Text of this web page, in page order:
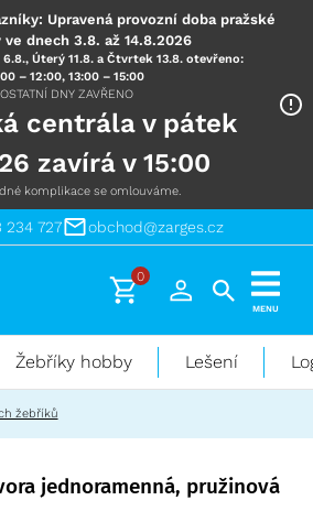
Upravená provozní doba pražské
ve dnech 3.8. až 14.8.2026
Úterý 11.8. a Čtvrtek 13.8. otevřeno:
– 12:00, 13:00 – 15:00
OSTATNÍ DNY ZAVŘENO
centrála v pátek
zavírá v 15:00
komplikace se omlouváme.
234 727 obchod@zarges.cz
0
MENU
Žebříky hobby Lešení
žebříků
jednoramenná, pružinová